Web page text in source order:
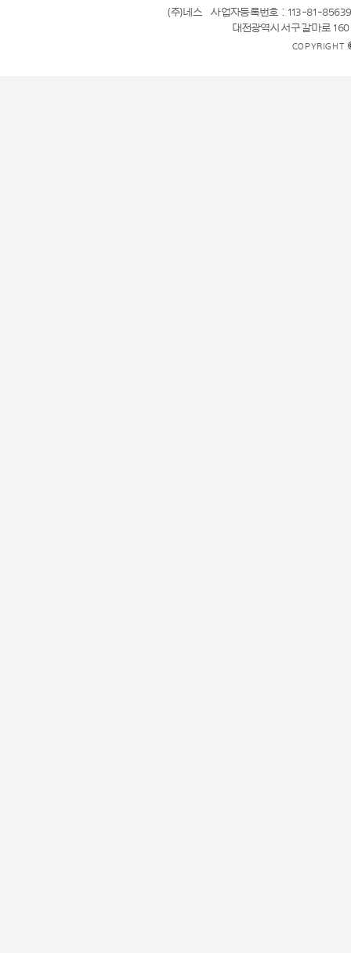
(주)네스
사업자등록번호 : 113-81-85639
대전광역시 서구 갈마로
COPYRIGHT